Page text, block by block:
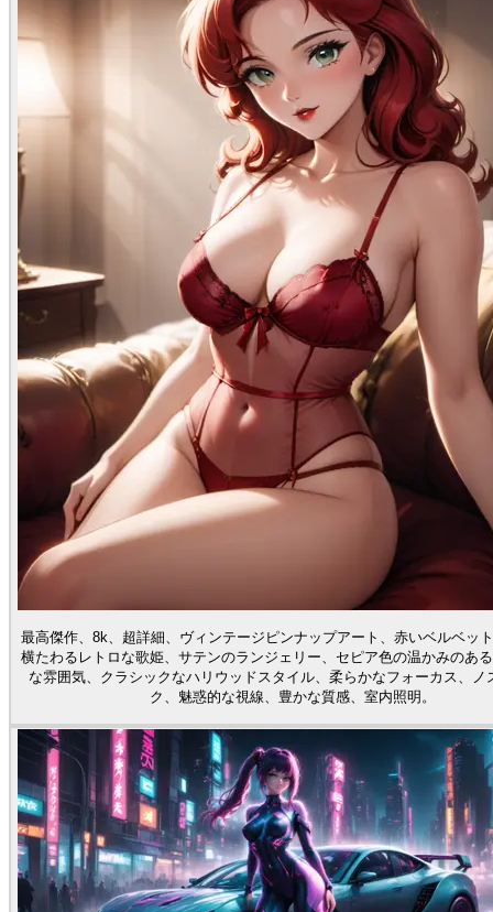
最高傑作、8k、超詳細、ヴィンテージピンナップアート、赤いベルベッ
横たわるレトロな歌姫、サテンのランジェリー、セピア色の温かみのあ
な雰囲気、クラシックなハリウッドスタイル、柔らかなフォーカス、ノ
ク、魅惑的な視線、豊かな質感、室内照明。